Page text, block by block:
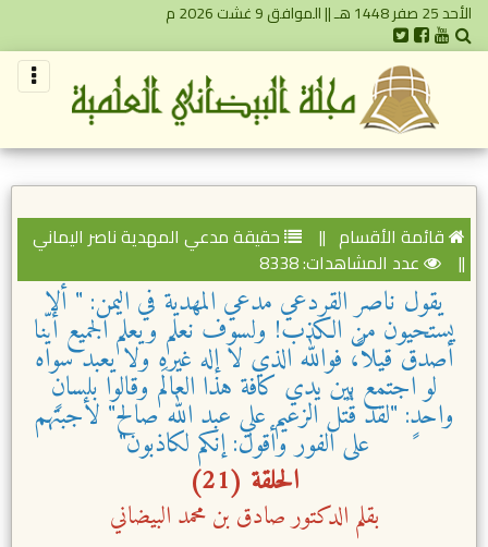
الأحد 25 صفر 1448 هـ || الموافق 9 غشت 2026 م
قائمة الأقسام ||
حقيقة مدعي المهدية ناصر اليماني
||
عدد المشاهدات: 8338
يقول ناصر القردعي مدعي المهدية في اليمن: " ألا
يستحيون من الكذب! ولسوف نعلم ويعلم الجميع أيّنا
أصدق قيلاً، فوالله الذي لا إله غيره ولا يعبد سواه
لو اجتمع بين يدي كافة هذا العالَم وقالوا بلسانٍ
واحدٍ: "لقد قُتل الزعيم علي عبد الله صالح" لأجبتهم
على الفور وأقول: إنكم لكاذبون"
الحلقة (21)
بقلم الدكتور صادق بن محمد البيضاني